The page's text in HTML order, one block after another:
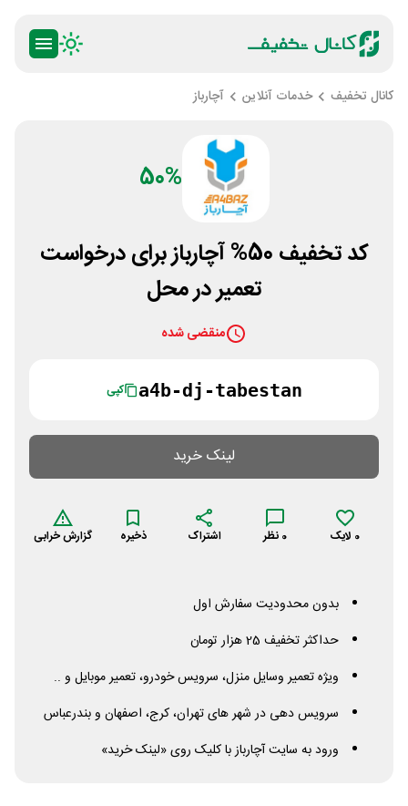
کانال تخفیف خدمات آنلاین آچارباز
50%
کد تخفیف 50% آچارباز برای درخواست
تعمیر در محل
منقضی شده
a4b-dj-tabestan کپی
لینک خرید
0 لایک 0 نظر اشتراک ذخیره گزارش خرابی
بدون محدودیت سفارش اول
حداکثر تخفیف 25 هزار تومان
ویژه تعمیر وسایل منزل، سرویس خودرو، تعمیر موبایل و ..
سرویس دهی در شهر های تهران، کرج، اصفهان و بندرعباس
ورود به سایت آچارباز با کلیک روی «لینک خرید»